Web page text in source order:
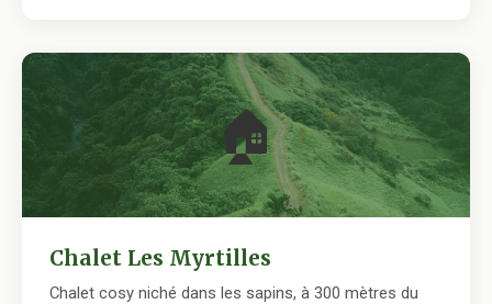
🏠
Chalet Les Myrtilles
Chalet cosy niché dans les sapins, à 300 mètres du